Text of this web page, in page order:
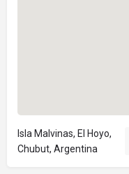
Isla Malvinas, El Hoyo,
Chubut, Argentina